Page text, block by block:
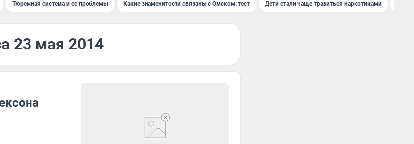
Тюремная система и ее проблемы Какие знаменитости связаны с Омском: тест Дети стали чаще травиться наркотиками
23 мая 2014